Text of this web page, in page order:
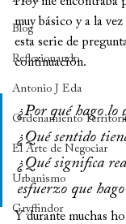
Blog
Reflexionando
Antonio J Eda
Ordenamiento
El Arte de Negociar
Urbanismo
Gryffindor
muy básico y a la
esta serie de
continuación.
¿Por qué hago lo
¿Qué sentido
¿Qué significa
esfuerzo que
Y durante muchas